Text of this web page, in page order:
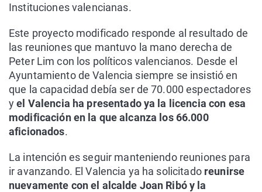
Instituciones valencianas.
Este proyecto modificado responde al resultado de
las reuniones que mantuvo la mano derecha de
Peter Lim con los políticos valencianos. Desde el
Ayuntamiento de Valencia siempre se insistió en
que la capacidad debía ser de 70.000 espectadores
yel Valencia ha presentado ya la licencia con esa
modificación en la que alcanza los 66.000
aficionados.
La intención es seguir manteniendo reuniones para
ir avanzando. El Valencia ya ha solicitado reunirse
nuevamente con el alcalde Joan Ribó y la